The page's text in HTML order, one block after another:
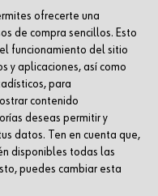
ofrecerte una
de compra sencillos. Esto
funcionamiento del sitio
y aplicaciones, así como
para
contenido
deseas permitir y
datos. Ten en cuenta que,
disponibles todas las
puedes cambiar esta